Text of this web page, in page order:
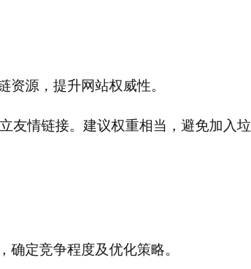
资源，提升网站权威性。
友情链接。建议权重相当，避免加入垃
定竞争程度及优化策略。